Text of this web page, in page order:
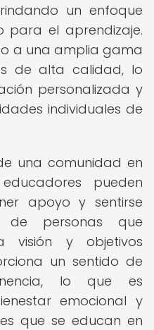
un enfoque
para el aprendizaje.
a una amplia gama
de alta calidad, lo
personalizada y
individuales de
una comunidad en
pueden
apoyo y sentirse
personas que
visión y objetivos
un sentido de
lo que es
emocional y
que se educan en